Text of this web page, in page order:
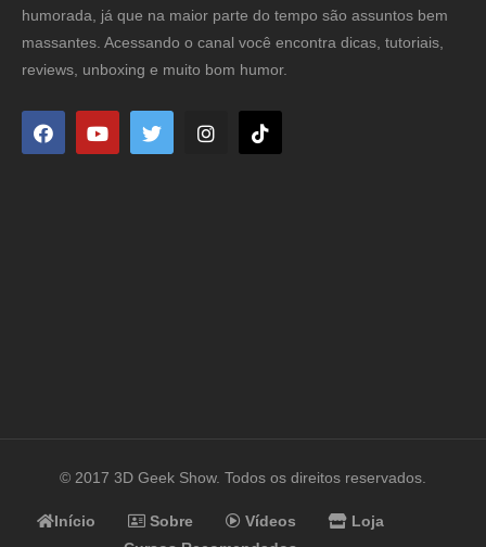
humorada, já que na maior parte do tempo são assuntos bem
massantes. Acessando o canal você encontra dicas, tutoriais,
reviews, unboxing e muito bom humor.
© 2017 3D Geek Show. Todos os direitos reservados.
Início Sobre Vídeos
Loja